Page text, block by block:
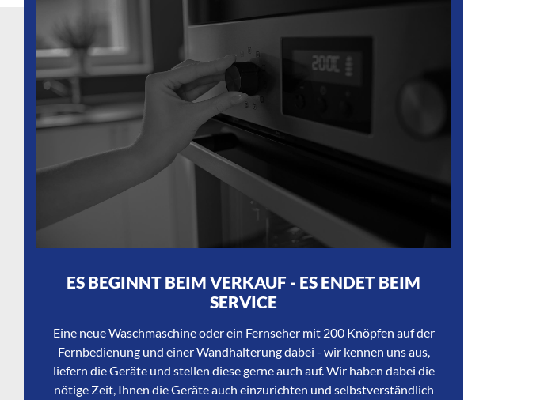
ES BEGINNT BEIM VERKAUF - ES ENDET BEIM
SERVICE
Eine neue Waschmaschine oder ein Fernseher mit 200 Knöpfen auf der
Fernbedienung und einer Wandhalterung dabei - wir kennen uns aus,
liefern die Geräte und stellen diese gerne auch auf. Wir haben dabei die
nötige Zeit, Ihnen die Geräte auch einzurichten und selbstverständlich